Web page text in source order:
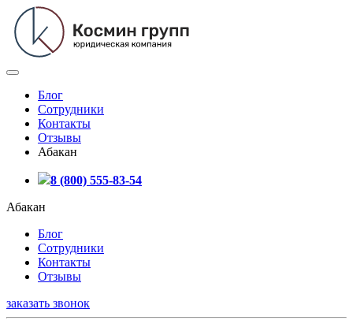
Блог
Сотрудники
Контакты
Отзывы
Абакан
8 (800) 555-83-54
Абакан
Блог
Сотрудники
Контакты
Отзывы
заказать звонок